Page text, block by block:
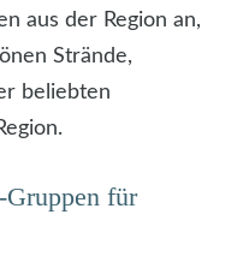
aus der Region an,
Strände,
beliebten
für